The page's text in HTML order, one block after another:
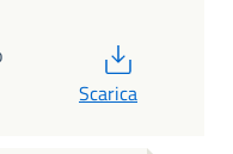
Scarica